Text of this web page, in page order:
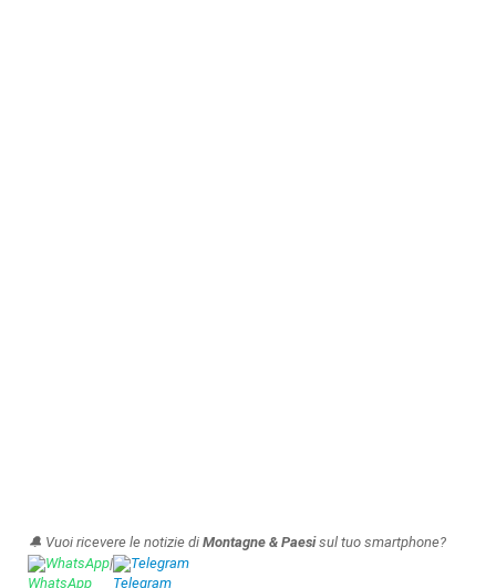
🔔 Vuoi ricevere le notizie di Montagne & Paesisul tuo smartphone?
WhatsApp| Telegram